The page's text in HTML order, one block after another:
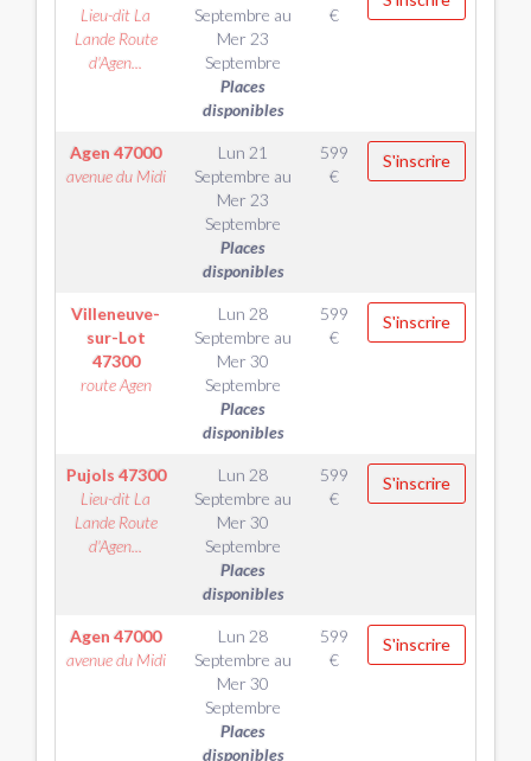
Lieu-dit La
Lande Route
d'Agen...
Septembre au
Mer 23
Septembre
Places
disponibles
€
Agen 47000
avenue du Midi
Lun 21
Septembre au
Mer 23
Septembre
Places
disponibles
599
€
S'inscrire
Villeneuve-
sur-Lot
47300
route Agen
Lun 28
Septembre au
Mer 30
Septembre
Places
disponibles
599
€
S'inscrire
Pujols 47300
Lieu-dit La
Lande Route
d'Agen...
Lun 28
Septembre au
Mer 30
Septembre
Places
disponibles
599
€
S'inscrire
Agen 47000
avenue du Midi
Lun 28
Septembre au
Mer 30
Septembre
Places
disponibles
599
€
S'inscrire